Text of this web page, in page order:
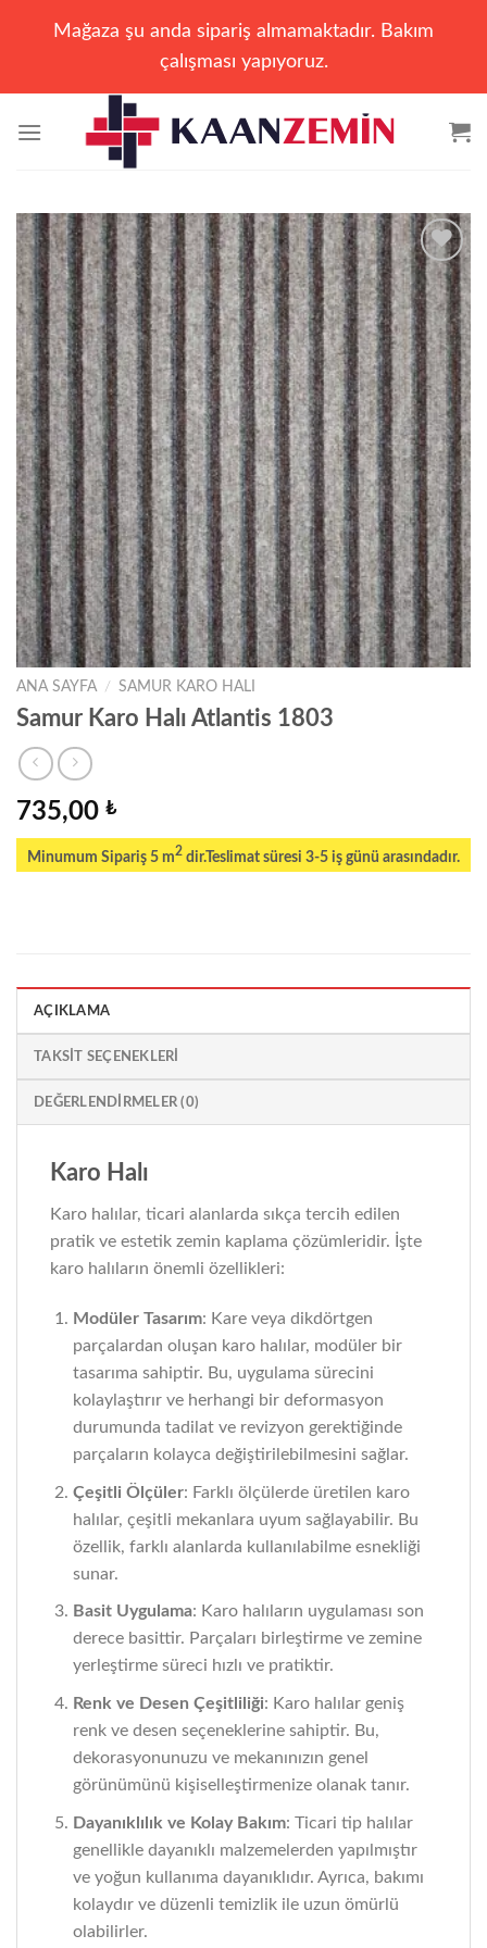
Mağaza şu anda sipariş almamaktadır. Bakım
çalışması yapıyoruz.
atla
Add to
wishlist
ANA SAYFA / SAMUR KARO HALI
Samur Karo Halı Atlantis 1803
735,00 ₺
Minumum Sipariş 5 m2 dir.Teslimat süresi 3-5 iş günü arasındadır.
AÇIKLAMA
TAKSIT SEÇENEKLERI
DEĞERLENDIRMELER (0)
Karo Halı
Karo halılar, ticari alanlarda sıkça tercih edilen
pratik ve estetik zemin kaplama çözümleridir. İşte
karo halıların önemli özellikleri:
Modüler Tasarım: Kare veya dikdörtgen
parçalardan oluşan karo halılar, modüler bir
tasarıma sahiptir. Bu, uygulama sürecini
kolaylaştırır ve herhangi bir deformasyon
durumunda tadilat ve revizyon gerektiğinde
parçaların kolayca değiştirilebilmesini sağlar.
Çeşitli Ölçüler: Farklı ölçülerde üretilen karo
halılar, çeşitli mekanlara uyum sağlayabilir. Bu
özellik, farklı alanlarda kullanılabilme esnekliği
sunar.
Basit Uygulama: Karo halıların uygulaması son
derece basittir. Parçaları birleştirme ve zemine
yerleştirme süreci hızlı ve pratiktir.
Renk ve Desen Çeşitliliği: Karo halılar geniş
renk ve desen seçeneklerine sahiptir. Bu,
dekorasyonunuzu ve mekanınızın genel
görünümünü kişiselleştirmenize olanak tanır.
Dayanıklılık ve Kolay Bakım: Ticari tip halılar
genellikle dayanıklı malzemelerden yapılmıştır
ve yoğun kullanıma dayanıklıdır. Ayrıca, bakımı
kolaydır ve düzenli temizlik ile uzun ömürlü
olabilirler.